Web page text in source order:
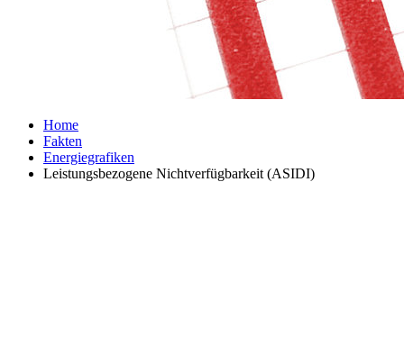
Home
Fakten
Energiegrafiken
Leistungsbezogene Nichtverfügbarkeit (ASIDI)